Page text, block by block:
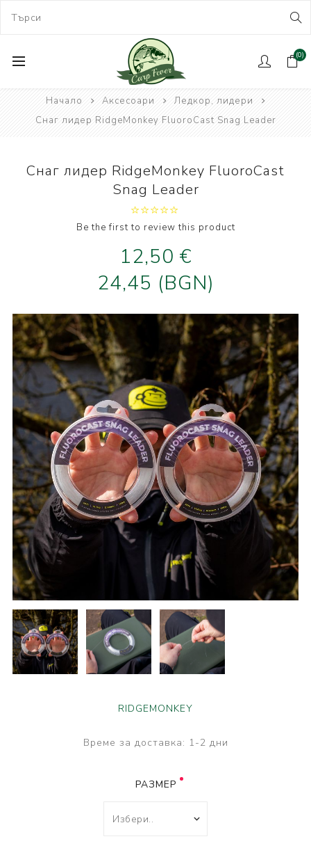
(0)
Начало Аксесоари
Ледкор, лидери
Снаг лидер RidgeMonkey FluoroCast Snag Leader
Снаг лидер RidgeMonkey FluoroCast
Snag Leader
Be the first to review this product
12,50 €
24,45 (BGN)
RIDGEMONKEY
Време за доставка: 1-2 дни
РАЗМЕР